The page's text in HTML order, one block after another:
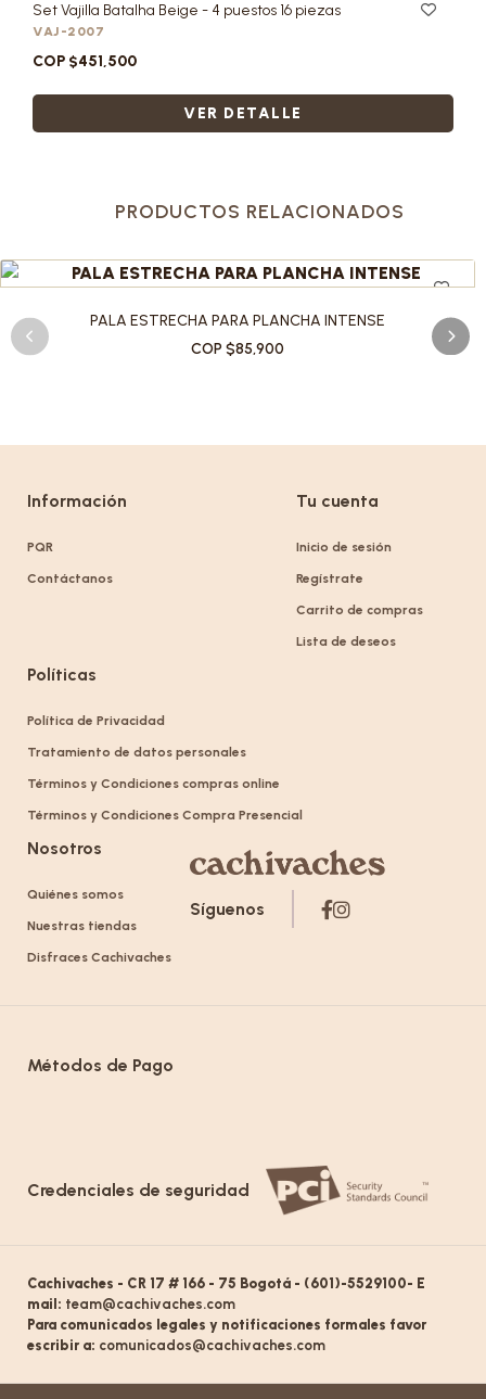
Set Vajilla Batalha Beige - 4 puestos 16 piezas
VAJ-2007
COP $451,500
VER DETALLE
PRODUCTOS RELACIONADOS
PALA ESTRECHA PARA PLANCHA INTENSE
COP $85,900
Información
PQR
Contáctanos
Tu cuenta
Inicio de sesión
Regístrate
Carrito de compras
Lista de deseos
Políticas
Política de Privacidad
Tratamiento de datos personales
Términos y Condiciones compras online
Términos y Condiciones Compra Presencial
Nosotros
Quiénes somos
Nuestras tiendas
Disfraces Cachivaches
Síguenos
Métodos de Pago
Credenciales de seguridad
Cachivaches - CR 17 # 166 - 75 Bogotá - (601)-5529100- E
mail: team@cachivaches.com
Para comunicados legales y notificaciones formales favor
escribir a: comunicados@cachivaches.com